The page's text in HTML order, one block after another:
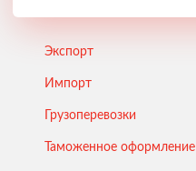
Экспорт
Импорт
Грузоперевозки
Таможенное оформление